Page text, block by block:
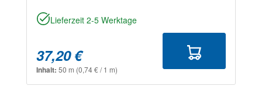
Lieferzeit 2-5 Werktage
37,20 €
Inhalt: 50 m (0,74 € / 1 m)